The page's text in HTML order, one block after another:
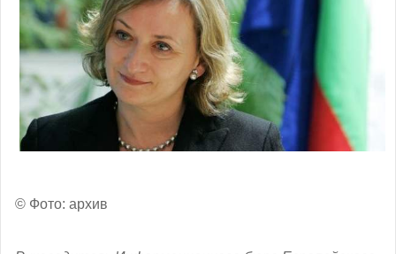
© Фото: архив